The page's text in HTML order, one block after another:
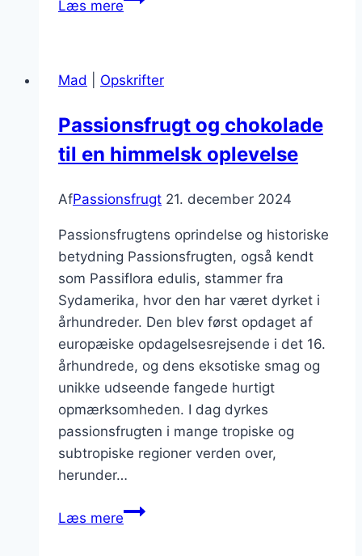
Læs mere
giver
Mad Opskrifter
Passionsfrugt og chokolade
til en himmelsk oplevelse
AfPassionsfrugt 21. december 2024
Passionsfrugtens oprindelse og historiske
betydning Passionsfrugten, også kendt
som Passiflora edulis, stammer fra
Sydamerika, hvor den har været dyrket i
århundreder. Den blev først opdaget af
europæiske opdagelsesrejsende i det 16.
århundrede, og dens eksotiske smag og
unikke udseende fangede hurtigt
opmærksomheden. I dag dyrkes
passionsfrugten i mange tropiske og
subtropiske regioner verden over,
herunder…
Læs merePassionsfrugt